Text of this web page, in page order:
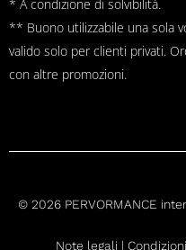
* A condizione di solvibilità.
** Buono utilizzabile una sola
valido solo per clienti privati.
con altre promozioni.
© 2026 PERVORMANCE
Note legali |